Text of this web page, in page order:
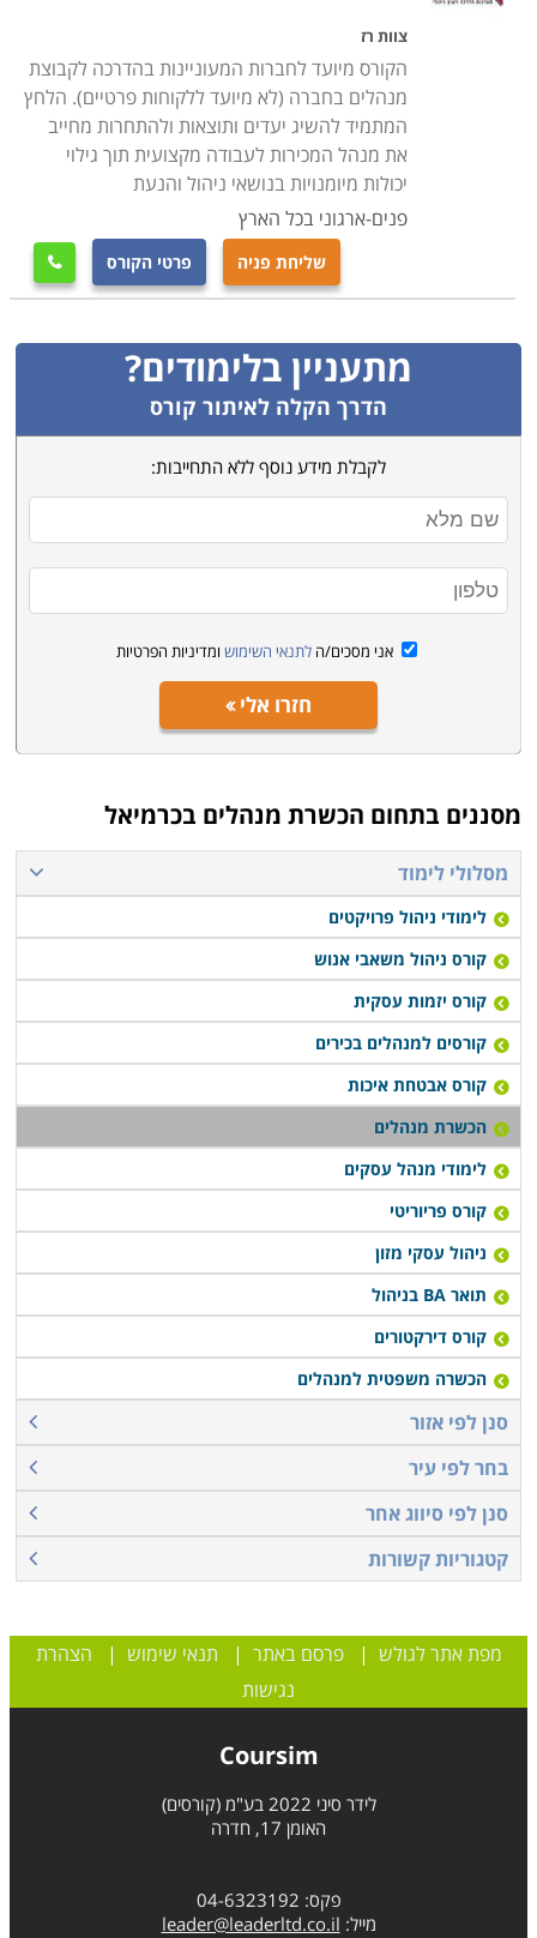
צוות רז
הקורס מיועד לחברות המעוניינות בהדרכה לקבוצת
מנהלים בחברה (לא מיועד ללקוחות פרטיים). הלחץ
המתמיד להשיג יעדים ותוצאות ולהתחרות מחייב
את מנהל המכירות לעבודה מקצועית תוך גילוי
יכולות מיומנויות בנושאי ניהול והנעת
פנים-ארגוני בכל הארץ
שליחת פניה פרטי הקורס 
מתעניין בלימודים?
הדרך הקלה לאיתור קורס
לקבלת מידע נוסף ללא התחייבות:
אני מסכים/ה לתנאי השימוש ומדיניות הפרטיות
חזרו אלי
מסננים בתחום הכשרת מנהלים בכרמיאל
מסלולי לימוד
לימודי ניהול פרויקטים
קורס ניהול משאבי אנוש
קורס יזמות עסקית
קורסים למנהלים בכירים
קורס אבטחת איכות
הכשרת מנהלים
לימודי מנהל עסקים
קורס פריוריטי
ניהול עסקי מזון
תואר BA בניהול
קורס דירקטורים
הכשרה משפטית למנהלים
סנן לפי אזור
בחר לפי עיר
סנן לפי סיווג אחר
קטגוריות קשורות
מפת אתר לגולש |פרסם באתר | תנאי שימוש | הצהרת
נגישות
Coursim
לידר סיני 2022 בע"מ (קורסים)
האומן 17, חדרה
פקס: 04-6323192
מייל: leader@leaderltd.co.il